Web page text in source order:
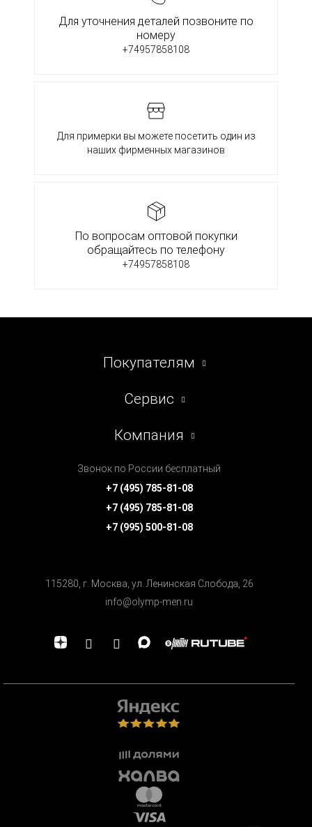
Для уточнения деталей позвоните по
номеру
+74957858108
Для примерки вы можете посетить один из
наших фирменных магазинов
По вопросам оптовой покупки
обращайтесь по телефону
+74957858108
Покупателям
Сервис
Компания
Звонок по России бесплатный
+7 (495) 785-81-08
+7 (495) 785-81-08
+7 (995) 500-81-08
115280, г. Москва, ул. Ленинская Cлобода, 26
info@olymp-men.ru